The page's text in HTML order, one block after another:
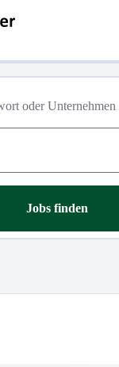
Jobs finden